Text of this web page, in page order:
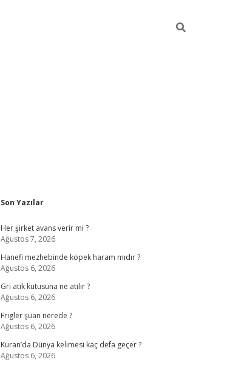
Sidebar
Son Yazılar
Her şirket avans verir mi ?
Ağustos 7, 2026
Hanefi mezhebinde köpek haram mıdır ?
Ağustos 6, 2026
Gri atık kutusuna ne atılır ?
Ağustos 6, 2026
Frigler şuan nerede ?
Ağustos 6, 2026
Kuran’da Dünya kelimesi kaç defa geçer ?
Ağustos 6, 2026